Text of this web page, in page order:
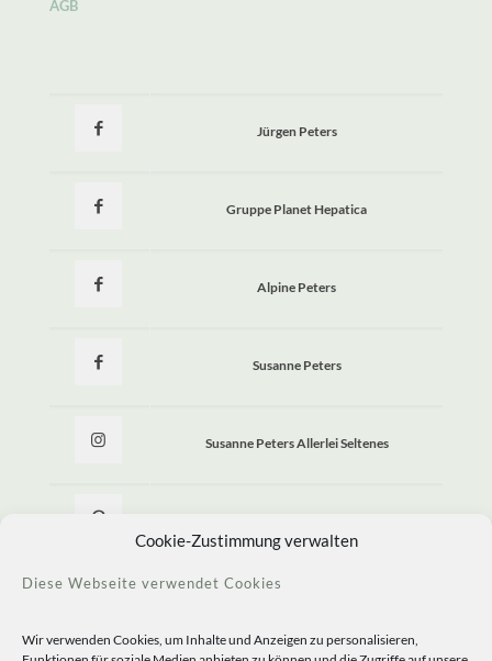
Cookie-Zustimmung verwalten
Diese Webseite verwendet Cookies
Wir verwenden Cookies, um Inhalte und Anzeigen zu personalisieren,
AGB
Jürgen Peters
Gruppe Planet Hepatica
Alpine Peters
Susanne Peters
Susanne Peters Allerlei Seltenes